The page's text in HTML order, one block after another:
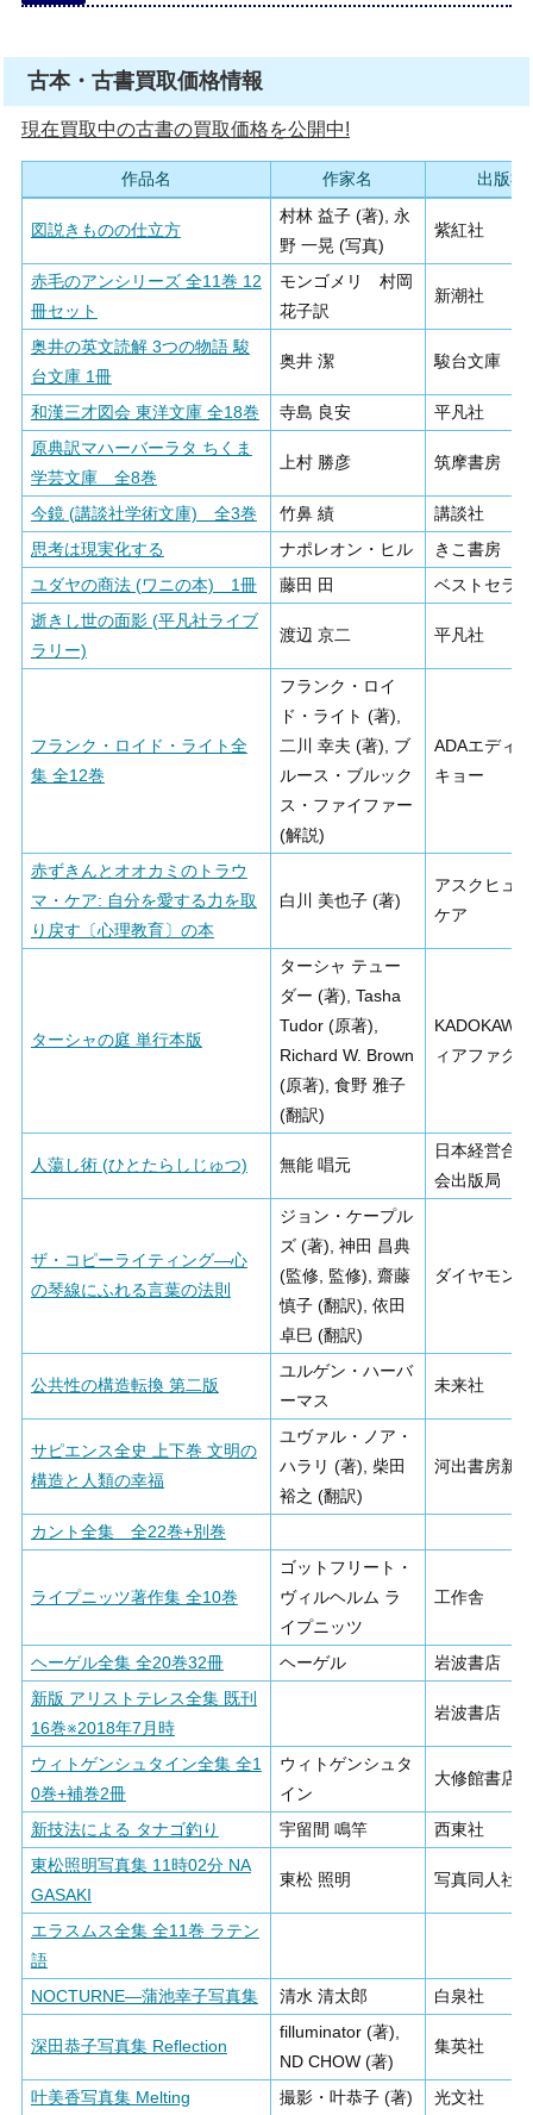
古本・古書買取価格情報
現在買取中の古書の買取価格を公開中!
作品名 作家名 出版社
図説きものの仕立方
村林 益子 (著), 永
野 一晃 (写真)
紫紅社
赤毛のアンシリーズ 全11巻 12
冊セット
モンゴメリ 村岡
花子訳
新潮社
奥井の英文読解 3つの物語 駿
台文庫 1冊
奥井 潔 駿台文庫
和漢三才図会 東洋文庫 全18巻 寺島 良安
平凡社
原典訳マハーバーラタ ちくま
学芸文庫 全8巻
上村 勝彦 筑摩書房
今鏡 (講談社学術文庫) 全3巻 竹鼻 績
講談社
思考は現実化する
ナポレオン・ヒル
きこ書房
ユダヤの商法 (ワニの本) 1冊
藤田 田
ベストセラ
逝きし世の面影 (平凡社ライブ
ラリー)
渡辺 京二 平凡社
フランク・ロイド・ライト全
集 全12巻
フランク・ロイ
ド・ライト (著),
二川 幸夫 (著), ブ
ルース・ブルック
ス・ファイファー
(解説)
ADAエディ
キョー
赤ずきんとオオカミのトラウ
マ・ケア: 自分を愛する力を取
り戻す〔心理教育〕の本
白川 美也子 (著)
アスクヒュ
ケア
ターシャの庭 単行本版
ターシャ テュー
ダー (著), Tasha
Tudor (原著),
Richard W. Brown
(原著), 食野 雅子
(翻訳)
ィアファク
人蕩し術 (ひとたらしじゅつ) 無能 唱元
日本経営合
会出版局
ザ・コピーライティング―心
の琴線にふれる言葉の法則
ジョン・ケープル
ズ (著), 神田 昌典
(監修, 監修), 齋藤
慎子 (翻訳), 依田
卓巳 (翻訳)
ダイヤモン
公共性の構造転換 第二版
ユルゲン・ハーバ
ーマス
未来社
サピエンス全史 上下巻 文明の
構造と人類の幸福
ユヴァル・ノア・
ハラリ (著), 柴田
裕之 (翻訳)
河出書房新社
カント全集 全22巻+別巻
ライプニッツ著作集 全10巻
ゴットフリート・
ヴィルヘルム ラ
イプニッツ
工作舎
ヘーゲル全集 全20巻32冊 ヘーゲル
岩波書店
新版 アリストテレス全集 既刊
16巻※2018年7月時
岩波書店
ウィトゲンシュタイン全集 全1
0巻+補巻2冊
ウィトゲンシュタ
イン
大修館書店
新技法による タナゴ釣り 宇留間 鳴竿
西東社
東松照明写真集 11時02分 NA
GASAKI
東松 照明 写真同人社
エラスムス全集 全11巻 ラテン
語
NOCTURNE―蒲池幸子写真集
清水 清太郎 白泉社
深田恭子写真集 Reflection
filluminator (著),
ND CHOW (著)
集英社
叶美香写真集 Melting 撮影・叶恭子 (著) 光文社